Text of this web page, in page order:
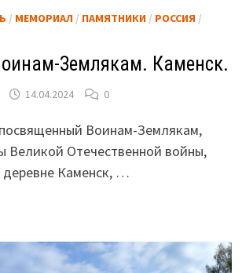
/ МЕМОРИАЛ/ ПАМЯТНИКИ/ РОССИЯ /
Землякам. Каменск.
14.04.2024 0
Воинам-Землякам,
Великой Отечественной войны,
деревне Каменск, …